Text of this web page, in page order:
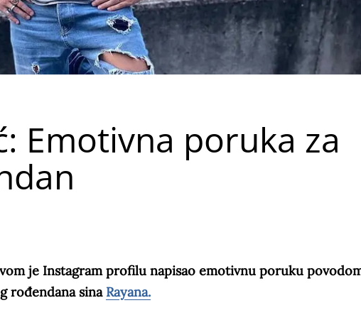
Emotivna poruka za
je Instagram profilu napisao emotivnu poruku
rođendana sina Rayana.